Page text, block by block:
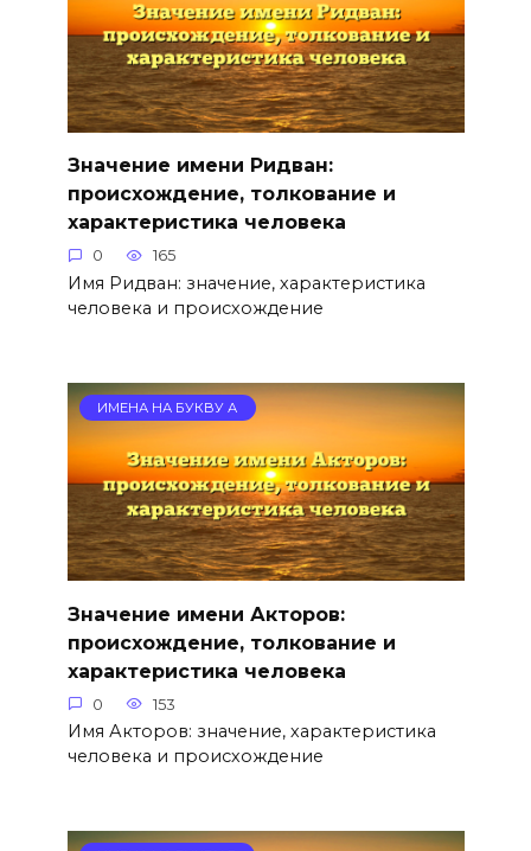
Значение имени Ридван:
происхождение, толкование и
характеристика человека
0 165
Имя Ридван: значение, характеристика
человека и происхождение
ИМЕНА НА БУКВУ А
Значение имени Акторов:
происхождение, толкование и
характеристика человека
0 153
Имя Акторов: значение, характеристика
человека и происхождение